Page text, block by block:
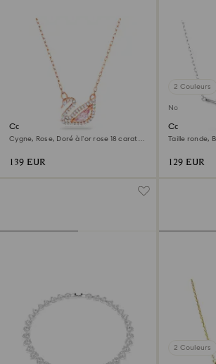
Collier Swan
Cygne, Rose, Doré à l’or rose 18 carats
139 EUR
2 Couleurs
Nouveau
Collier
Taille ronde,
129 EUR
2 Couleurs